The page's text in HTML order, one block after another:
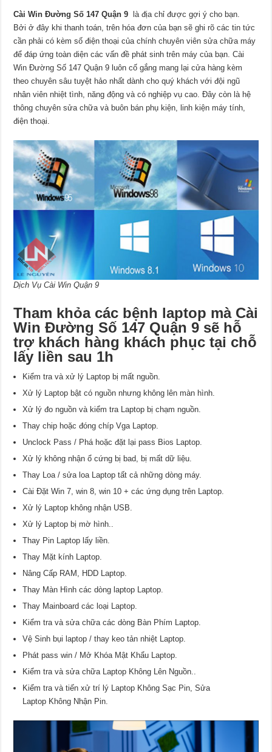
Cài Win Đường Số 147 Quận 9 là địa chỉ được gợi ý cho bạn.
Bởi ở đây khi thanh toán, trên hóa đơn của bạn sẽ ghi rõ các tin tức
cần phải có kèm số điện thoại của chính chuyên viên sửa chữa máy
để đáp ứng toàn diện các vấn đề phát sinh trên máy của bạn. Cài
Win Đường Số 147 Quận 9 luôn cố gắng mang lại cửa hàng kèm
theo chuyên sâu tuyệt hảo nhất dành cho quý khách với đội ngũ
nhân viên nhiệt tình, năng động và có nghiệp vụ cao. Đây còn là hệ
thông chuyên sửa chữa và buôn bán phụ kiện, linh kiện máy tính,
điện thoại.
Dịch Vụ Cài Win Quận 9
Tham khỏa các bệnh laptop mà Cài
Win Đường Số 147 Quận 9 sẽ hỗ
trợ khách hàng khách phục tại chỗ
lấy liền sau 1h
Kiểm tra và xử lý Laptop bị mất nguồn.
Xử lý Laptop bật có nguồn nhưng không lên màn hình.
Xử lý đo nguồn và kiểm tra Laptop bị chạm nguồn.
Thay chip hoặc đóng chíp Vga Laptop.
Unclock Pass / Phá hoặc đặt lại pass Bios Laptop.
Xử lý không nhận ổ cứng bị bad, bị mất dữ liệu.
Thay Loa / sửa loa Laptop tất cả những dòng máy.
Cài Đặt Win 7, win 8, win 10 + các ứng dụng trên Laptop.
Xử lý Laptop không nhận USB.
Xử lý Laptop bị mờ hình..
Thay Pin Laptop lấy liền.
Thay Mặt kính Laptop.
Nâng Cấp RAM, HDD Laptop.
Thay Màn Hình các dòng laptop Laptop.
Thay Mainboard các loại Laptop.
Kiểm tra và sửa chữa các dòng Bàn Phím Laptop.
Vệ Sinh bụi laptop / thay keo tản nhiệt Laptop.
Phát pass win / Mở Khóa Mật Khẩu Laptop.
Kiểm tra và sửa chữa Laptop Không Lên Nguồn..
Kiểm tra và tiến xử trí lý Laptop Không Sạc Pin, Sửa
Laptop Không Nhận Pin.